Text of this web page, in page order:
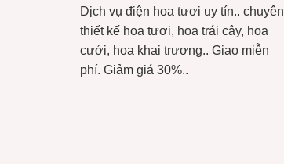
Dịch vụ điện hoa tươi uy tín.. chuyên
thiết kế hoa tươi, hoa trái cây, hoa
cưới, hoa khai trương.. Giao miễn
phí. Giảm giá 30%..